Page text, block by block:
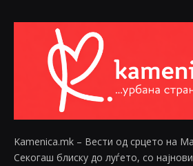
Kamenica.mk – Вести од срцето на
Секогаш блиску до луѓето, со